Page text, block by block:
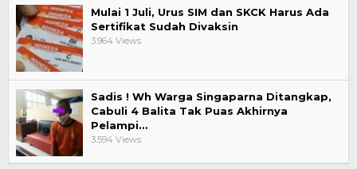
Mulai 1 Juli, Urus SIM dan SKCK Harus Ada
Sertifikat Sudah Divaksin
3.964 Views
Sadis ! Wh Warga Singaparna Ditangkap,
Cabuli 4 Balita Tak Puas Akhirnya
Pelampi…
3.594 Views